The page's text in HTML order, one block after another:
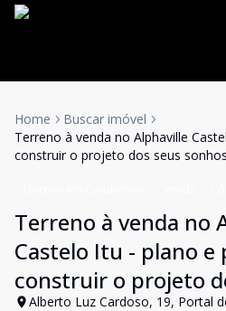
Home
Buscar imóvel
Terreno à venda no Alphaville
construir o projeto dos seus sonhos
Terreno à venda no
Castelo Itu - plano
construir o projeto
Alberto Luz Cardoso, 19, Portal